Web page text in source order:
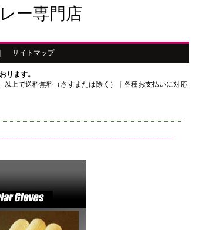
ー専門店
サイトマップ
ります。
上で送料無料（さすまたは除く）｜各種お支払いに対応